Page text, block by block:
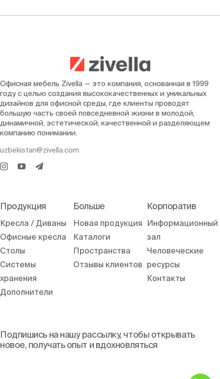
Офисная мебель Zivella — это компания, основанная в 1999
году с целью создания высококачественных и уникальных
дизайнов для офисной среды, где клиенты проводят
большую часть своей повседневной жизни в молодой,
динамичной, эстетической, качественной и разделяющем
компанию понимании.
uzbekistan@zivella.com
Продукция
Кресла / Диваны
Офисные кресла
Столы
Системы
хранения
Дополнители
Больше
Новая продукция
Каталоги
Пространства
Отзывы клиентов
Корпоратив
Информационный
зал
Человеческие
ресурсы
Контакты
Подпишись на нашу рассылку, чтобы открывать
новое, получать опыт и вдохновляться